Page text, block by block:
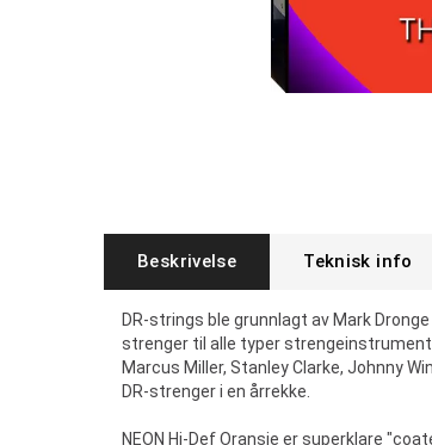
Beskrivelse Teknisk info
DR-strings ble grunnlagt av Mark
strenger til alle typer
Marcus Miller, Stanley Clarke, Johnny
DR-strenger i en årrekke.
NEON Hi-Def Oransje er superklare